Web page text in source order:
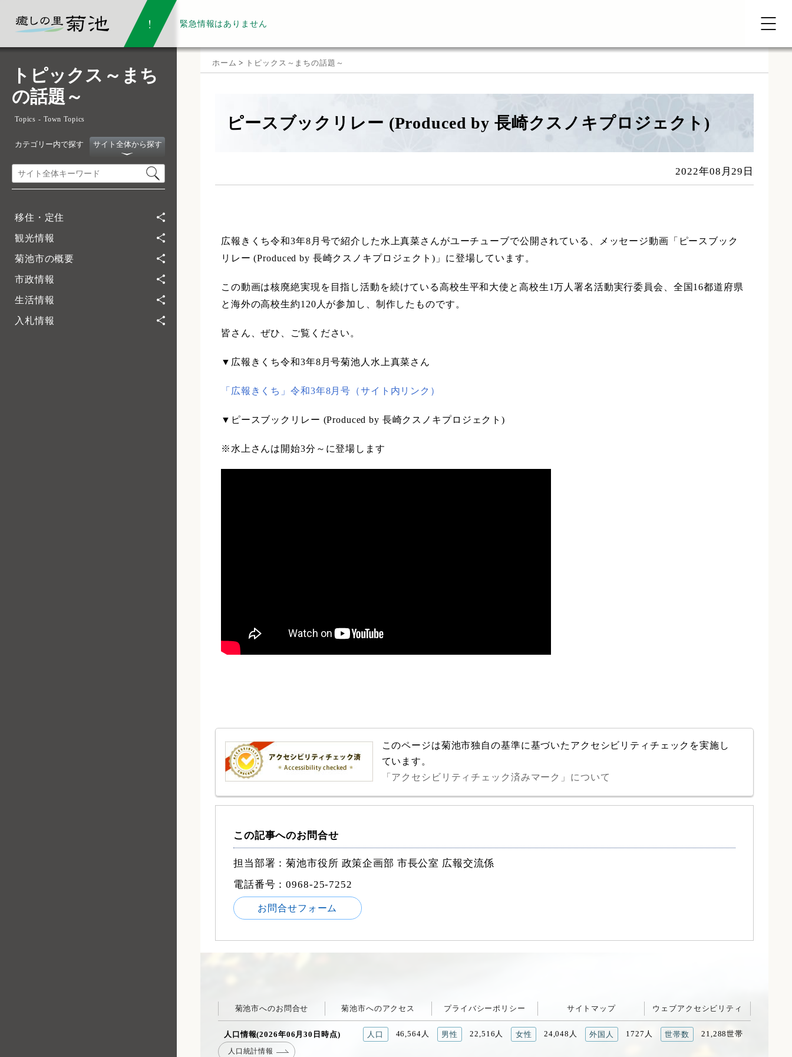
緊急情報はありません
トピックス～まち
の話題～
Topics - Town Topics
カテゴリー内で探す サイト全体から探す
移住・定住
観光情報
菊池市の概要
市政情報
生活情報
入札情報
ホーム > トピックス～まちの話題～
ピースブックリレー (Produced by 長崎クスノキプロジェクト)
2022年08月29日
広報きくち令和3年8月号で紹介した水上真菜さんがユーチューブで公開されている、メッセージ動画「ピースブック
リレー (Produced by 長崎クスノキプロジェクト)」に登場しています。
この動画は核廃絶実現を目指し活動を続けている高校生平和大使と高校生1万人署名活動実行委員会、全国16都道府県
と海外の高校生約120人が参加し、制作したものです。
皆さん、ぜひ、ご覧ください。
▼広報きくち令和3年8月号菊池人水上真菜さん
「広報きくち」令和3年8月号（サイト内リンク）
▼ピースブックリレー (Produced by 長崎クスノキプロジェクト)
※水上さんは開始3分～に登場します
このページは菊池市独自の基準に基づいたアクセシビリティチェックを実施し
ています。
「アクセシビリティチェック済みマーク」について
この記事へのお問合せ
担当部署：菊池市役所 政策企画部 市長公室 広報交流係
電話番号：0968-25-7252
お問合せフォーム
菊池市へのお問合せ 菊池市へのアクセス プライバシーポリシー サイトマップ ウェブアクセシビリティ
人口情報(2026年06月30日時点) 人口 46,564人 男性 22,516人 女性 24,048人 外国人 1727人 世帯数 21,288世帯
人口統計情報